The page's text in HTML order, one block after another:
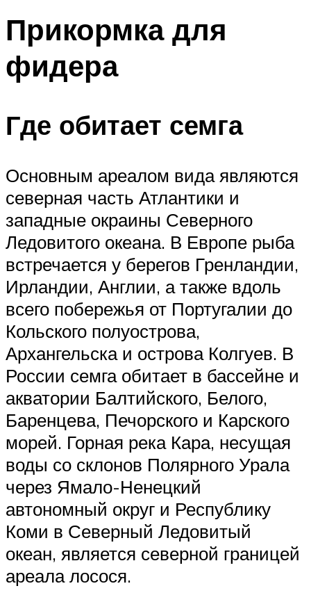
Прикормка для
фидера
Где обитает семга
Основным ареалом вида являются
северная часть Атлантики и
западные окраины Северного
Ледовитого океана. В Европе рыба
встречается у берегов Гренландии,
Ирландии, Англии, а также вдоль
всего побережья от Португалии до
Кольского полуострова,
Архангельска и острова Колгуев. В
России семга обитает в бассейне и
акватории Балтийского, Белого,
Баренцева, Печорского и Карского
морей. Горная река Кара, несущая
воды со склонов Полярного Урала
через Ямало-Ненецкий
автономный округ и Республику
Коми в Северный Ледовитый
океан, является северной границей
ареала лосося.